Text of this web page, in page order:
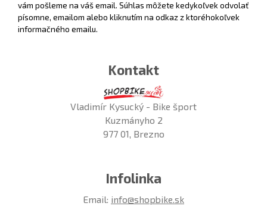
vám pošleme na váš email. Súhlas môžete kedykoľvek odvolať
písomne, emailom alebo kliknutím na odkaz z ktoréhokoľvek
informačného emailu.
Kontakt
Vladimír Kysucký - Bike šport
Kuzmányho 2
977 01, Brezno
Infolinka
Email: info@shopbike.sk